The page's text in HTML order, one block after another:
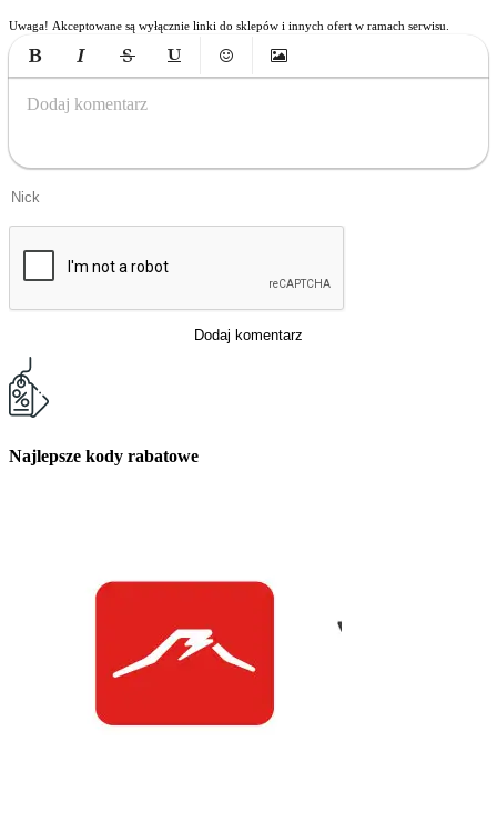
Uwaga! Akceptowane są wyłącznie linki do sklepów i innych ofert w ramach serwisu.
Bold Italic Strikethrough
UnderlineEmoticonsInsert Image
Dodaj komentarz
Dodaj komentarz
Najlepsze kody rabatowe